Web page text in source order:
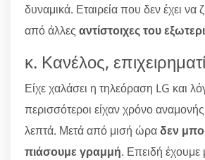
δυναμικά. Εταιρεία που δεν έχει να
από άλλες αντίστοιχες του
κ. Κανέλος,
Είχε χαλάσει η τηλεόραση LG και
περισσότεροι είχαν χρόνο
λεπτά. Μετά από μισή ώραδεν
πιάσουμε γραμμή. Επειδή έχουμε